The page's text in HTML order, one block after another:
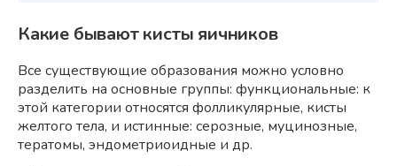
Какие бывают кисты яичников
Все существующие образования можно условно
разделить на основные группы: функциональные: к
этой категории относятся фолликулярные, кисты
желтого тела, и истинные: серозные, муцинозные,
тератомы, эндометриоидные и др.